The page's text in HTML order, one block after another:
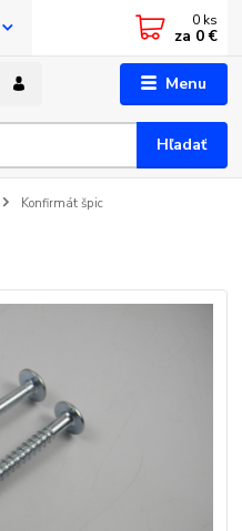
Menu
Hľadať
0 ks
za 0 €
Konfirmát špic